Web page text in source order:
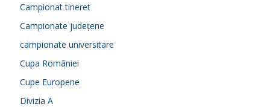
Campionat tineret
Campionate județene
campionate universitare
Cupa României
Cupe Europene
Divizia A